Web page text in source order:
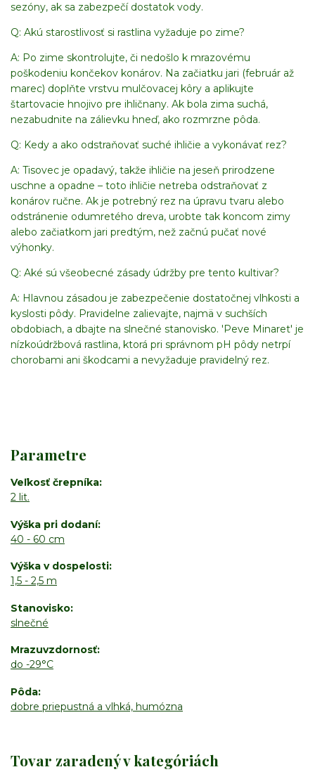
sezóny, ak sa zabezpečí dostatok vody.
Q: Akú starostlivosť si rastlina vyžaduje po zime?
A: Po zime skontrolujte, či nedošlo k mrazovému
poškodeniu končekov konárov. Na začiatku jari (február až
marec) doplňte vrstvu mulčovacej kôry a aplikujte
štartovacie hnojivo pre ihličnany. Ak bola zima suchá,
nezabudnite na zálievku hneď, ako rozmrzne pôda.
Q: Kedy a ako odstraňovať suché ihličie a vykonávať rez?
A: Tisovec je opadavý, takže ihličie na jeseň prirodzene
uschne a opadne – toto ihličie netreba odstraňovať z
konárov ručne. Ak je potrebný rez na úpravu tvaru alebo
odstránenie odumretého dreva, urobte tak koncom zimy
alebo začiatkom jari predtým, než začnú pučať nové
výhonky.
Q: Aké sú všeobecné zásady údržby pre tento kultivar?
A: Hlavnou zásadou je zabezpečenie dostatočnej vlhkosti a
kyslosti pôdy. Pravidelne zalievajte, najmä v suchších
obdobiach, a dbajte na slnečné stanovisko. 'Peve Minaret' je
nízkoúdržbová rastlina, ktorá pri správnom pH pôdy netrpí
chorobami ani škodcami a nevyžaduje pravidelný rez.
Parametre
Veľkosť črepníka
2 lit.
Výška pri dodaní
40 - 60 cm
Výška v dospelosti
1,5 - 2,5 m
Stanovisko
slnečné
Mrazuvzdornosť
do -29°C
Pôda
dobre priepustná a vlhká, humózna
Tovar zaradený v kategóriách